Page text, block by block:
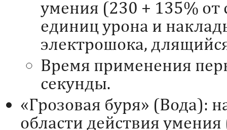
умения (230 + 135%
единиц урона и
электрошока,
Время применения
секунды.
«Грозовая буря» (Вода):
области действия